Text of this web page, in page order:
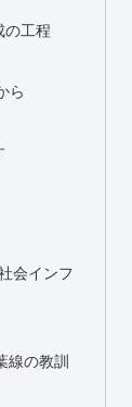
工程
ら
会インフ
線の教訓